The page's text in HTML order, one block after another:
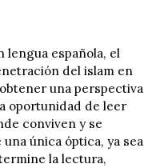
lengua española, el
del islam en
una perspectiva
oportunidad de leer
conviven y se
única óptica, ya sea
la lectura,